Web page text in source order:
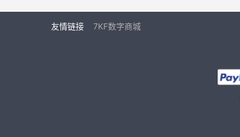
友情链接 7KF数字商城